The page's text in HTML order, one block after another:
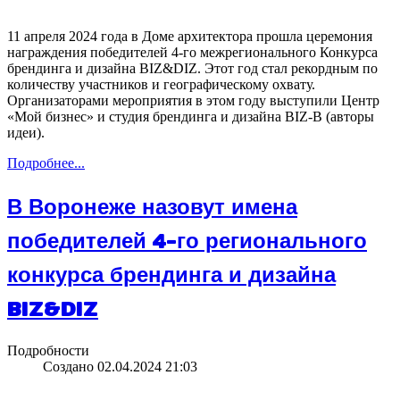
11 апреля 2024 года в Доме архитектора прошла церемония
награждения победителей 4-го межрегионального Конкурса
брендинга и дизайна BIZ&DIZ. Этот год стал рекордным по
количеству участников и географическому охвату.
Организаторами мероприятия в этом году выступили Центр
«Мой бизнес» и студия брендинга и дизайна BIZ-B (авторы
идеи).
Подробнее...
В Воронеже назовут имена
победителей 4-го регионального
конкурса брендинга и дизайна
BIZ&DIZ
Подробности
Создано 02.04.2024 21:03